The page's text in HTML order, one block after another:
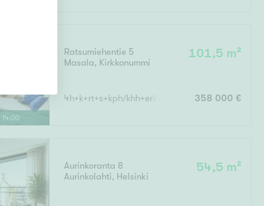
14:00
Ratsumiehentie 5
Masala, Kirkkonummi
101,5 m²
4h+k+rt+s+kph/khh+erill.wc+vh+et+ tk358 000 €
Aurinkoranta 8
Aurinkolahti, Helsinki
54,5 m²